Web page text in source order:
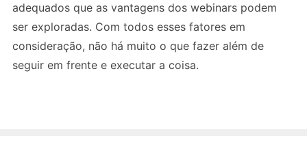
adequados que as vantagens dos webinars podem
ser exploradas. Com todos esses fatores em
consideração, não há muito o que fazer além de
seguir em frente e executar a coisa.